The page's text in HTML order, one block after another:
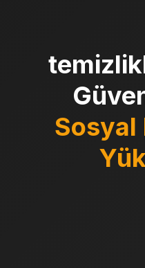
Sosyal